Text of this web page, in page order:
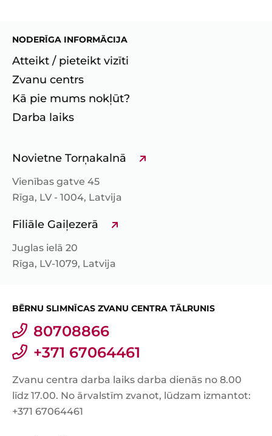
NODERĪGA INFORMĀCIJA
Atteikt / pieteikt vizīti
Zvanu centrs
Kā pie mums nokļūt?
Darba laiks
Novietne Torņakalnā
Vienības gatve 45
Rīga, LV - 1004, Latvija
Filiāle Gaiļezerā
Juglas ielā 20
Rīga, LV-1079, Latvija
BĒRNU SLIMNĪCAS ZVANU CENTRA TĀLRUNIS
80708866
+371 67064461
Zvanu centra darba laiks darba dienās no 8.00
līdz 17.00. No ārvalstīm zvanot, lūdzam izmantot:
+371 67064461